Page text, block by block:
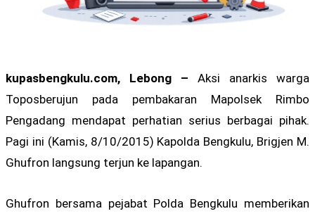
kupasbengkulu.com, Lebong – Aksi anarkis warga
Toposberujun pada pembakaran Mapolsek Rimbo
Pengadang mendapat perhatian serius berbagai pihak.
Pagi ini (Kamis, 8/10/2015) Kapolda Bengkulu, Brigjen M.
Ghufron langsung terjun ke lapangan.
Ghufron bersama pejabat Polda Bengkulu memberikan